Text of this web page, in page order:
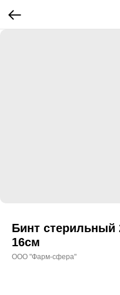
Бинт стерильный
16см
ООО "Фарм-сфера"